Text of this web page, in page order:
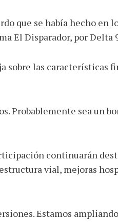
que se había hecho en
El Disparador, por Delta
sobre las características
Probablemente sea un
continuarán
vial, mejoras
Estamos